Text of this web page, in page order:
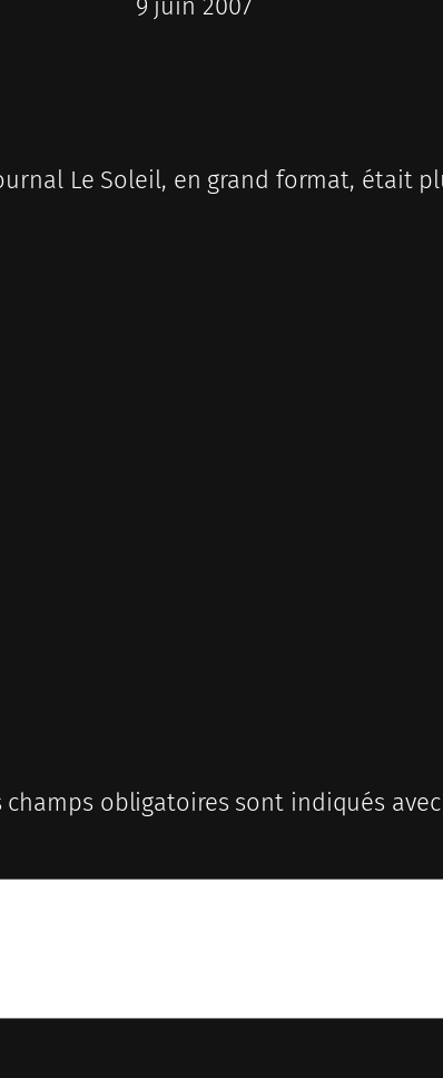
Le Soleil, en grand format, était
champs obligatoires sont indiqués